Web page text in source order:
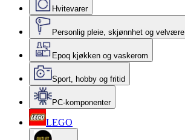
Hvitevarer
Personlig pleie, skjønnhet og velvære
Epoq kjøkken og vaskerom
Sport, hobby og fritid
PC-komponenter
LEGO